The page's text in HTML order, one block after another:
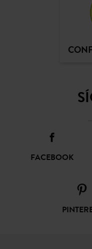
FACEBOOK